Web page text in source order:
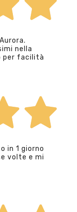
nella
per facilità
in 1 giorno
volte e mi